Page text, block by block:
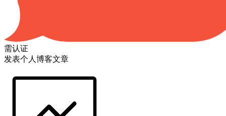
需认证
发表个人博客文章